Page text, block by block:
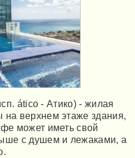
ático - Атико) - жилая
верхнем этаже здания,
может иметь свой
с душем и лежаками, а